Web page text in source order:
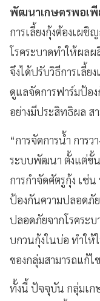
พัฒนาเกษตรพอเพี
การเลี้ยงกุ้งต้องเผชิ
โรคระบาดทำให้ผล
จึงได้ปรับวิธีการเลี้
ดูแลจัดการฟาร์มป้อ
อย่างมีประสิทธิผล ส
“การจัดการน้ำ การ
ระบบพัฒนา ตั้งแต่ขั้
การกำจัดศัตรูกุ้ง เช่
ป้องกันความปลอดภั
ปลอดภัยจากโรคระ
บกวนกุ้งในบ่อ ทำให้
ของกลุ่มสามารถแก้ไ
ทั้งนี้ ปัจจุบัน กลุ่มเก